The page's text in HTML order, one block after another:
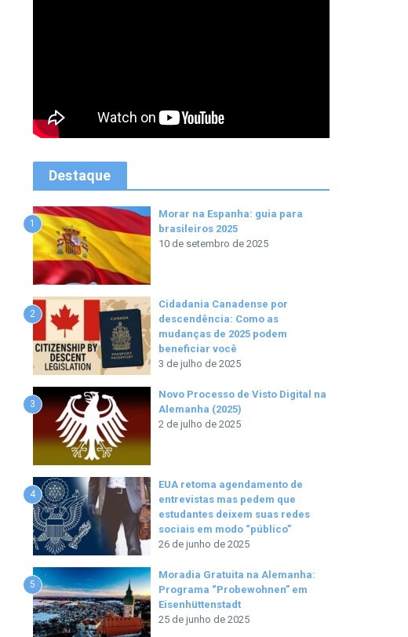
Destaque
1
Morar na Espanha: guia para
brasileiros 2025
10 de setembro de 2025
2
Cidadania Canadense por
descendência: Como as
mudanças de 2025 podem
beneficiar você
3 de julho de 2025
3
Novo Processo de Visto Digital na
Alemanha (2025)
2 de julho de 2025
4
EUA retoma agendamento de
entrevistas mas pedem que
estudantes deixem suas redes
sociais em modo “público”
26 de junho de 2025
5
Moradia Gratuita na Alemanha:
Programa “Probewohnen” em
Eisenhüttenstadt
25 de junho de 2025